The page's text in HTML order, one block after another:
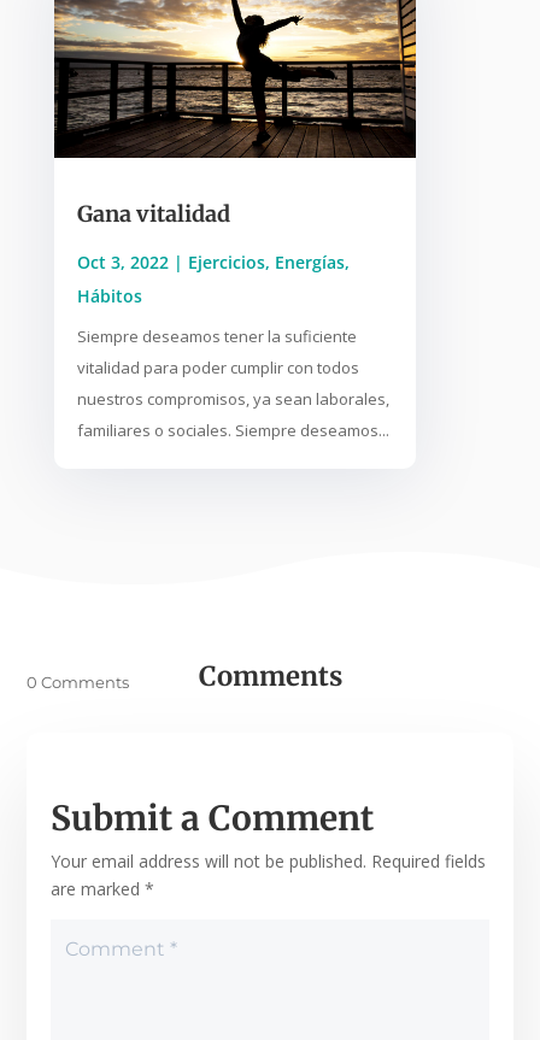
Gana vitalidad
Oct 3, 2022| Ejercicios, Energías,
Hábitos
Siempre deseamos tener la suficiente
vitalidad para poder cumplir con todos
nuestros compromisos, ya sean laborales,
familiares o sociales. Siempre deseamos...
Comments
0 Comments
Submit a Comment
Your email address will not be published. Required fields
are marked*